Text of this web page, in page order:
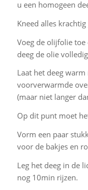
u een homogeen
Kneed alles
Voeg de olijfolie
deeg de olie
Laat het deeg
voorverwarmde
(maar niet langer
Op dit punt moet
Vorm een paar
voor de bakjes en
Leg het deeg in de
nog 10min rijzen.